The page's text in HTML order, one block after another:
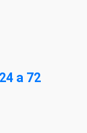
24 a 72